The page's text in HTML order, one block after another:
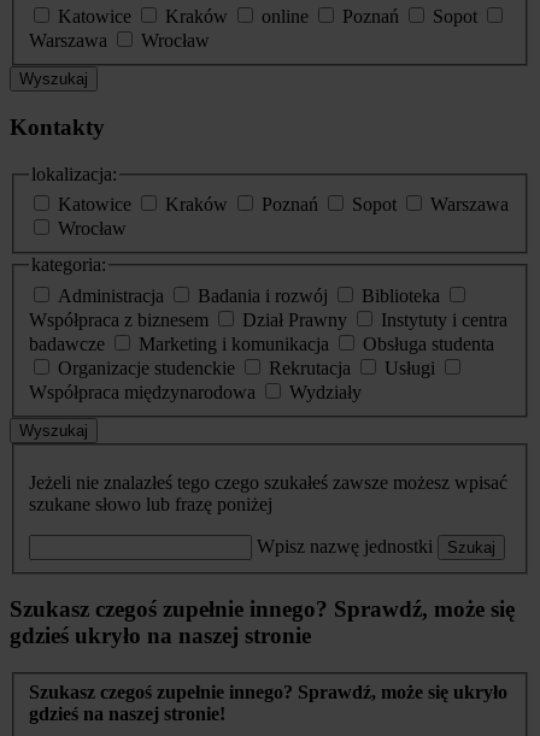
Katowice
Kraków online Poznań
Sopot
Warszawa
Wrocław
Wyszukaj
Kontakty
lokalizacja:
Katowice
Kraków Poznań Sopot
Warszawa
Wrocław
kategoria:
Administracja
Badania i rozwój
Biblioteka
Współpraca z biznesem
Dział Prawny
Instytuty i centra
badawcze
Marketing i komunikacja
Obsługa studenta
Organizacje studenckie
Rekrutacja
Usługi
Współpraca międzynarodowa
Wydziały
Wyszukaj
Jeżeli nie znalazłeś tego czego szukałeś zawsze możesz wpisać
szukane słowo lub frazę poniżej
Wpisz nazwę jednostki Szukaj
Szukasz czegoś zupełnie innego? Sprawdź, może się
gdzieś ukryło na naszej stronie
Szukasz czegoś zupełnie innego? Sprawdź, może się ukryło
gdzieś na naszej stronie!